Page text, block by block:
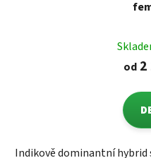
od
Indikově dominantní hybrid